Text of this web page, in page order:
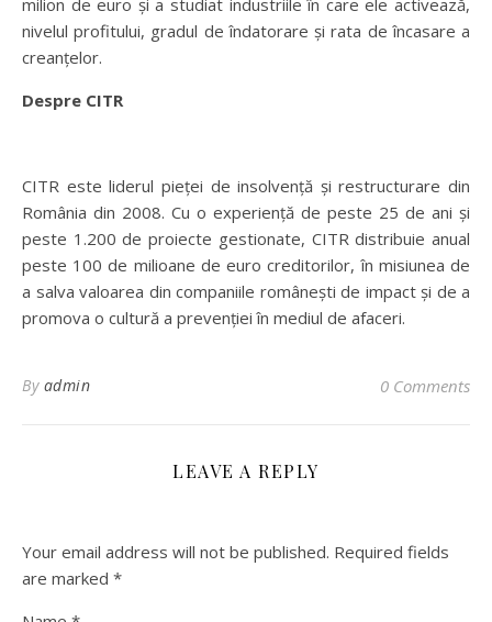
nivelul profitului, gradul de îndatorare și rata de încasare a
creanțelor.
Despre CITR
CITR este liderul pieței de insolvență și restructurare din
România din 2008. Cu o experiență de peste 25 de ani și
peste 1.200 de proiecte gestionate, CITR distribuie anual
peste 100 de milioane de euro creditorilor, în misiunea de
a salva valoarea din companiile românești de impact și de a
promova o cultură a prevenției în mediul de afaceri.
By admin 0 Comments
LEAVE A REPLY
Your email address will not be published. Required fields
are marked *